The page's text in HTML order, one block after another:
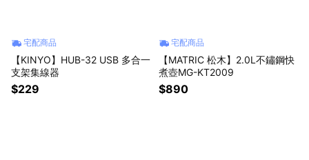
宅配商品
【KINYO】HUB-32 USB 多合一
支架集線器
$229
宅配商品
【MATRIC 松木】2.0L不鏽鋼快
煮壺MG-KT2009
$890